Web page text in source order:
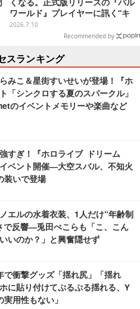
くなる。正式版リリースの『パル
ワールド』プレイヤーに訊く“キ
ュートアグレッション×パル”の底
知れぬ魅力とは
2026.7.10
Recommended by
スランキング
みこ＆星街すいせいが登場！『ホ
「シンクロする夏のスパークル」
のイベントメモリーや楽曲など
すぎ！『ホロライブ ドリーム
ベント開催―大空スバル、不知火
装いで登場
エルの水着衣装、1人だけ“年齢制
で反響―兎田ぺこらも「こ、こん
いのか？」と興奮隠せず
で衝撃グッズ「揺れ尻」「揺れ
に貼り付けてぷるぷる揺れる、Y
用性もない」